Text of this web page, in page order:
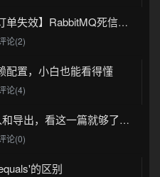
【延时任务处理、订单失效】RabbitMQ死信队列实现
论(2)
配置，小白也能看得懂
论(4)
Java实现Excel导入和导出，看这一篇就够了(珍藏版)
论(0)
的区别